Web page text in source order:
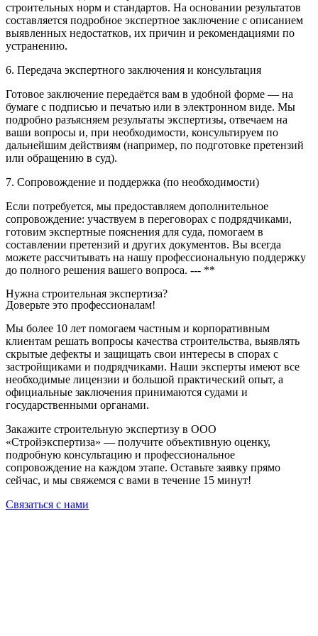
строительных норм и стандартов. На основании результатов
составляется подробное экспертное заключение с описанием
выявленных недостатков, их причин и рекомендациями по
устранению.
6. Передача экспертного заключения и консультация
Готовое заключение передаётся вам в удобной форме — на
бумаге с подписью и печатью или в электронном виде. Мы
подробно разъясняем результаты экспертизы, отвечаем на
ваши вопросы и, при необходимости, консультируем по
дальнейшим действиям (например, по подготовке претензий
или обращению в суд).
7. Сопровождение и поддержка (по необходимости)
Если потребуется, мы предоставляем дополнительное
сопровождение: участвуем в переговорах с подрядчиками,
готовим экспертные пояснения для суда, помогаем в
составлении претензий и других документов. Вы всегда
можете рассчитывать на нашу профессиональную поддержку
до полного решения вашего вопроса. --- **
Нужна строительная экспертиза?
Доверьте это профессионалам!
Мы более 10 лет помогаем частным и корпоративным
клиентам решать вопросы качества строительства, выявлять
скрытые дефекты и защищать свои интересы в спорах с
застройщиками и подрядчиками. Наши эксперты имеют все
необходимые лицензии и большой практический опыт, а
официальные заключения принимаются судами и
государственными органами.
Закажите строительную экспертизу в ООО
«Стройэкспертиза» — получите объективную оценку,
подробную консультацию и профессиональное
сопровождение на каждом этапе. Оставьте заявку прямо
сейчас, и мы свяжемся с вами в течение 15 минут!
Связаться с нами